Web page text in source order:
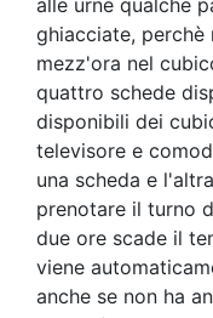
ghiacciate, perchè
mezz'ora nel
quattro schede
disponibili dei
televisore e
una scheda e
prenotare il turno
due ore scade il
viene
anche se non ha